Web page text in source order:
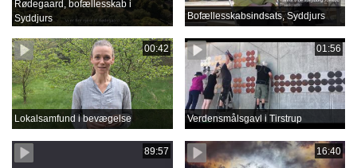
Rødegaard, bofællesskab i
Syddjurs
Bofællesskabsindsats, Syddjurs
00:42
Lokalsamfund i bevægelse
01:56
Verdensmålsgavl i Tirstrup
89:57 16:40